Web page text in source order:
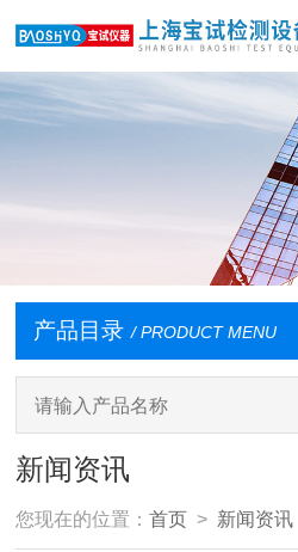
产品目录 / PRODUCT MENU
新闻资讯
您现在的位置：首页 > 新闻资讯